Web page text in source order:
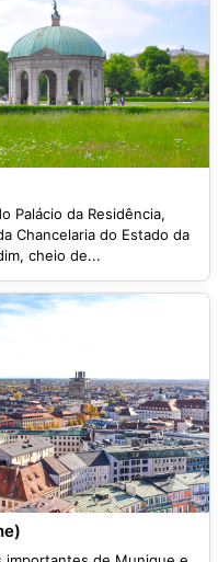
Palácio da Residência,
Chancelaria do Estado da
cheio de...